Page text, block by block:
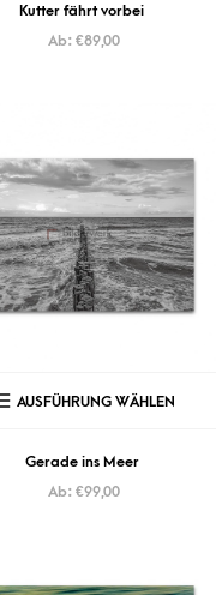
Kutter fährt vorbei
Ab: €89,00
AUSFÜHRUNG WÄHLEN
Gerade ins Meer
Ab: €99,00